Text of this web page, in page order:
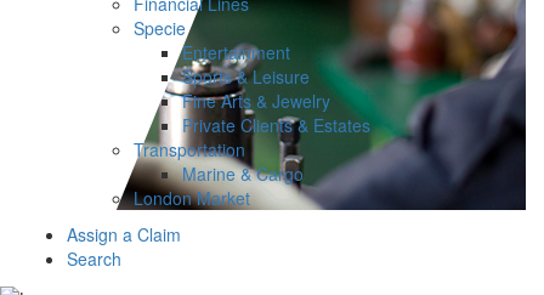
Specie
Entertainment
Sports & Leisure
Fine Arts & Jewelry
Private Clients & Estates
Transportation
Marine & Cargo
London Market
Assign a Claim
Search